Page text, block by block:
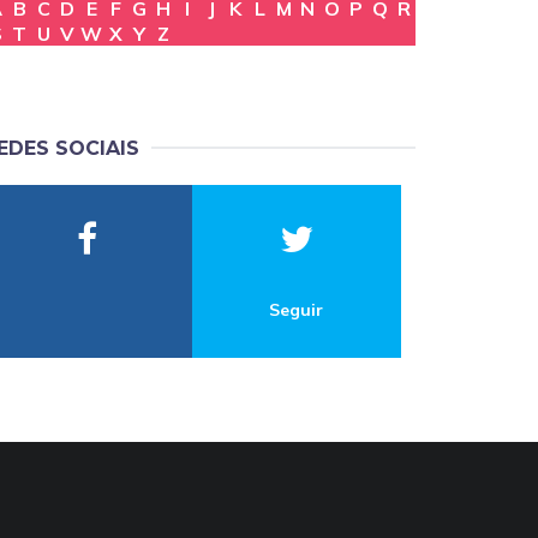
B C D E F G H I J K L M N O P Q R
T U V W X Y Z
SOCIAIS
Seguir